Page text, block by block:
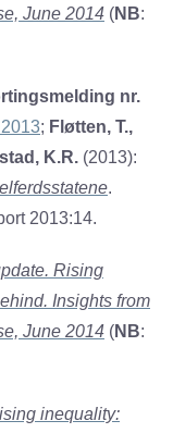
June 2014 (NB:
nr.
; Fløtten, T.,
K.R. (2013):
.
2013:14.
Rising
Insights from
June 2014 (NB:
inequality: